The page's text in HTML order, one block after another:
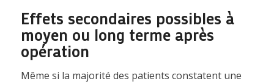
Effets secondaires possibles à
moyen ou long terme après
opération
Même si la majorité des patients constatent une